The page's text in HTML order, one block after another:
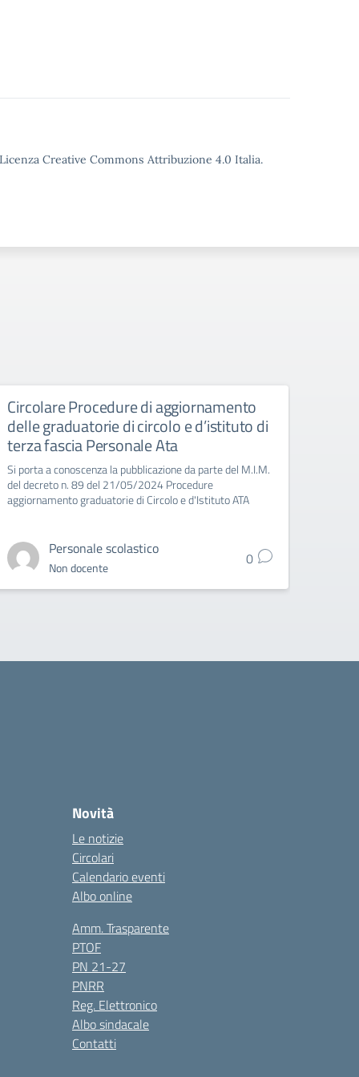
Creative Commons Attribuzione 4.0 Italia.
Circolare Procedure di aggiornamento
delle graduatorie di circolo e d’istituto di
terza fascia Personale Ata
Si porta a conoscenza la pubblicazione da parte del M.I.M.
del decreto n. 89 del 21/05/2024 Procedure
aggiornamento graduatorie di Circolo e d'Istituto ATA
Personale scolastico
Non docente 0
Novità
Le notizie
Circolari
Calendario eventi
Albo online
Amm. Trasparente
PTOF
PN 21-27
PNRR
Reg. Elettronico
Albo sindacale
Contatti